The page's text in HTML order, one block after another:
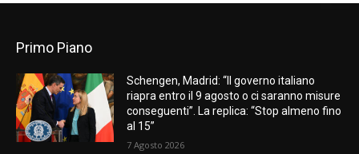
Primo Piano
Schengen, Madrid: “Il governo italiano
riapra entro il 9 agosto o ci saranno misure
conseguenti”. La replica: “Stop almeno fino
al 15”
7 Agosto 2026